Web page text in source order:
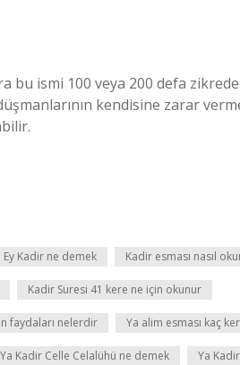
bu ismi 100 veya 200 defa
kendisine zarar
Ey Kadir ne demek Kadir esması nasıl
Kadir Suresi 41 kere ne için okunur
faydaları nelerdir Ya alim esması kaç
Ya Kadir Celle Celalühü ne demek Ya